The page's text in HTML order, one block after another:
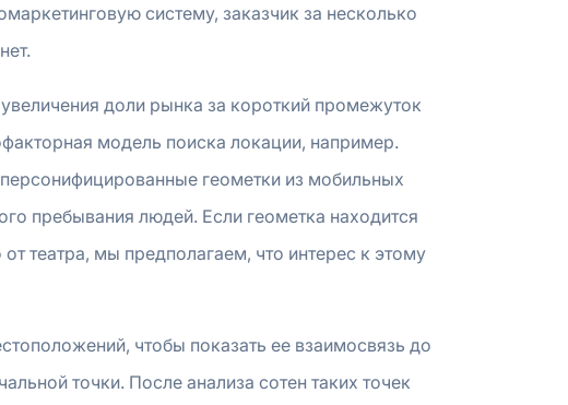
систему, заказчик за несколько
доли рынка за короткий промежуток
модель поиска локации, например.
геометки из мобильных
пребывания людей. Если геометка находится
театра, мы предполагаем, что интерес к этому
чтобы показать ее взаимосвязь до
точки. После анализа сотен таких точек